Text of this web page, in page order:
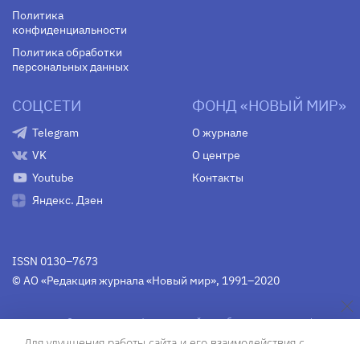
Политика
конфиденциальности
Политика обработки
персональных данных
СОЦСЕТИ
Telegram
VK
Youtube
Яндекс. Дзен
ФОНД «НОВЫЙ МИР»
О журнале
О центре
Контакты
ISSN 0130–7673
© АО «Редакция журнала «Новый мир», 1991–2020
Свидетельство Федеральной службы по надзору в сфере